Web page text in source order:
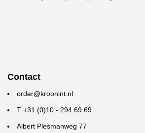
Contact
order@kroonint.nl
T +31 (0)10 - 294 69 69
Albert Plesmanweg 77